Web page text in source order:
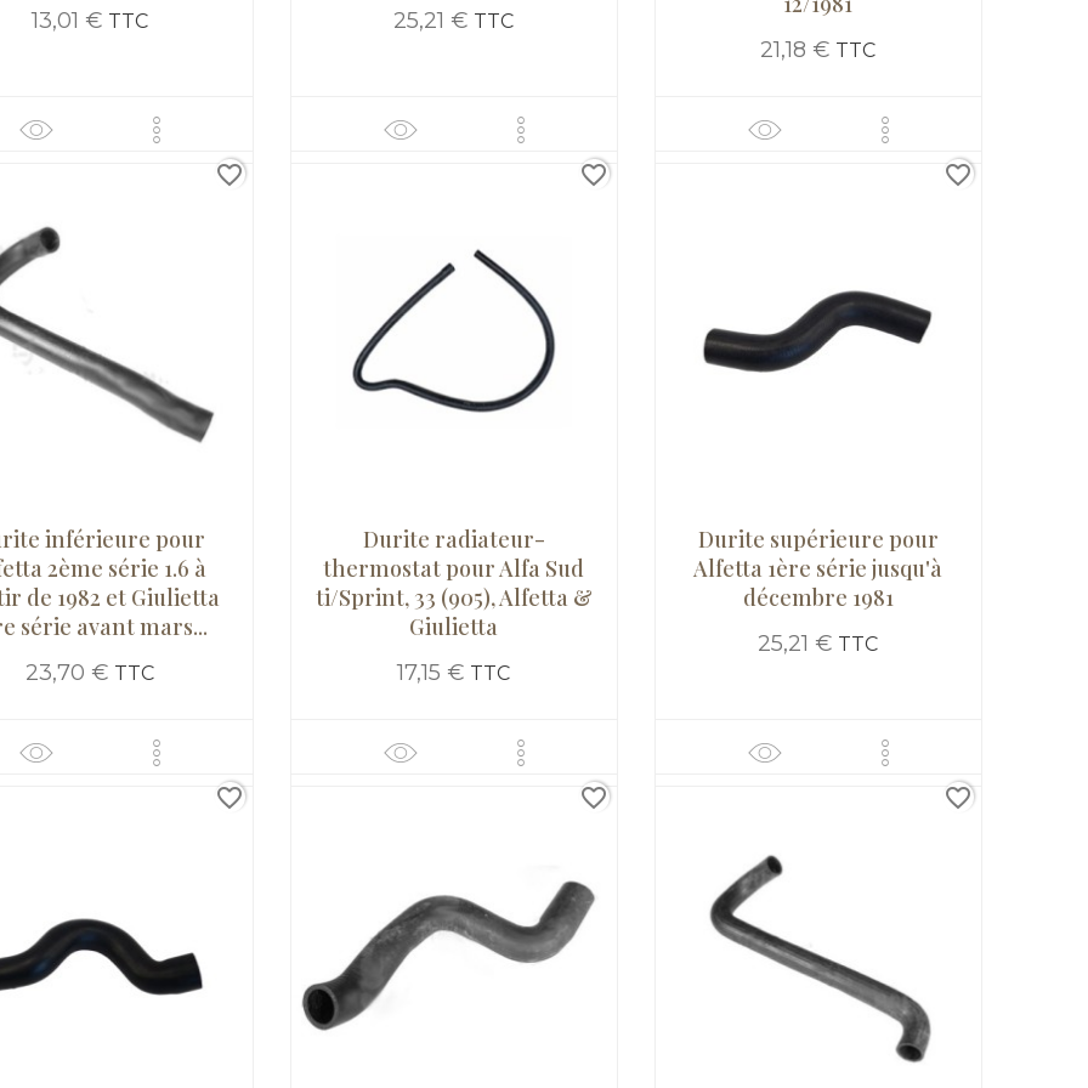
13,01 € TTC 25,21 € TTC
21,18 € TTC
inférieure pour
2ème série 1.6 à
de 1982 et Giulietta
série avant mars...
23,70 € TTC
favorite_border
Durite radiateur-
thermostat pour Alfa Sud
ti/Sprint, 33 (905), Alfetta &
Giulietta
17,15 € TTC
favorite_border
Durite supérieure pour
Alfetta 1ère série jusqu'à
décembre 1981
25,21 € TTC
favorite_border
favorite_border favorite_border favorite_border